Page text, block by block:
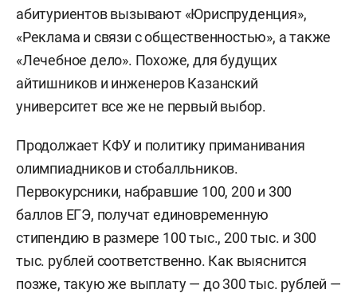
абитуриентов вызывают «Юриспруденция»,
«Реклама и связи с общественностью», а также
«Лечебное дело». Похоже, для будущих
айтишников и инженеров Казанский
университет все же не первый выбор.
Продолжает КФУ и политику приманивания
олимпиадников и стобалльников.
Первокурсники, набравшие 100, 200 и 300
баллов ЕГЭ, получат единовременную
стипендию в размере 100 тыс., 200 тыс. и 300
тыс. рублей соответственно. Как выяснится
позже, такую же выплату — до 300 тыс. рублей —